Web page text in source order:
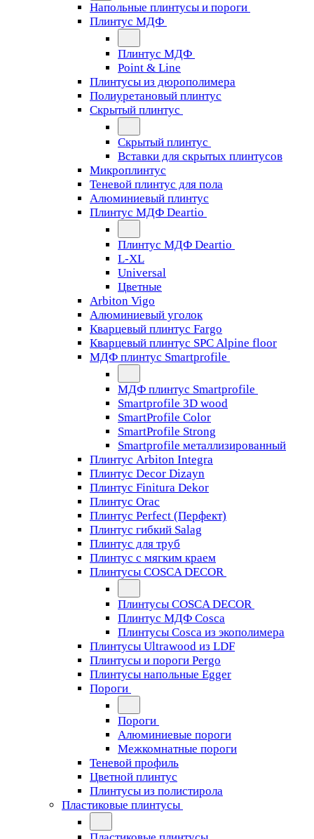
Напольные плинтусы и пороги
Плинтус МДФ
Плинтус МДФ
Point & Line
Плинтусы из дюрополимера
Полиуретановый плинтус
Скрытый плинтус
Скрытый плинтус
Вставки для скрытых плинтусов
Микроплинтус
Теневой плинтус для пола
Алюминиевый плинтус
Плинтус МДФ Deartio
Плинтус МДФ Deartio
L-XL
Universal
Цветные
Arbiton Vigo
Алюминиевый уголок
Кварцевый плинтус Fargo
Кварцевый плинтус SPC Alpine floor
МДФ плинтус Smartprofile
МДФ плинтус Smartprofile
Smartprofile 3D wood
SmartProfile Color
SmartProfile Strong
Smartprofile металлизированный
Плинтус Arbiton Integra
Плинтус Decor Dizayn
Плинтус Finitura Dekor
Плинтус Orac
Плинтус Perfect (Перфект)
Плинтус гибкий Salag
Плинтус для труб
Плинтус с мягким краем
Плинтусы COSCA DECOR
Плинтусы COSCA DECOR
Плинтус МДФ Cosca
Плинтусы Cosca из экополимера
Плинтусы Ultrawood из LDF
Плинтусы и пороги Pergo
Плинтусы напольные Egger
Пороги
Пороги
Алюминиевые пороги
Межкомнатные пороги
Теневой профиль
Цветной плинтус
Плинтусы из полистирола
Пластиковые плинтусы